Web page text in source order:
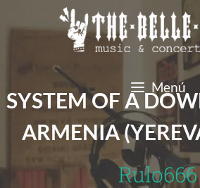
Menú
SYSTEM OF A
ARMENIA
Rulo666